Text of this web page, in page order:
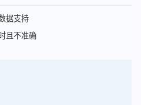
据支持
且不准确